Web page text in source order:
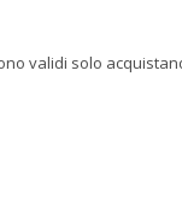
validi solo